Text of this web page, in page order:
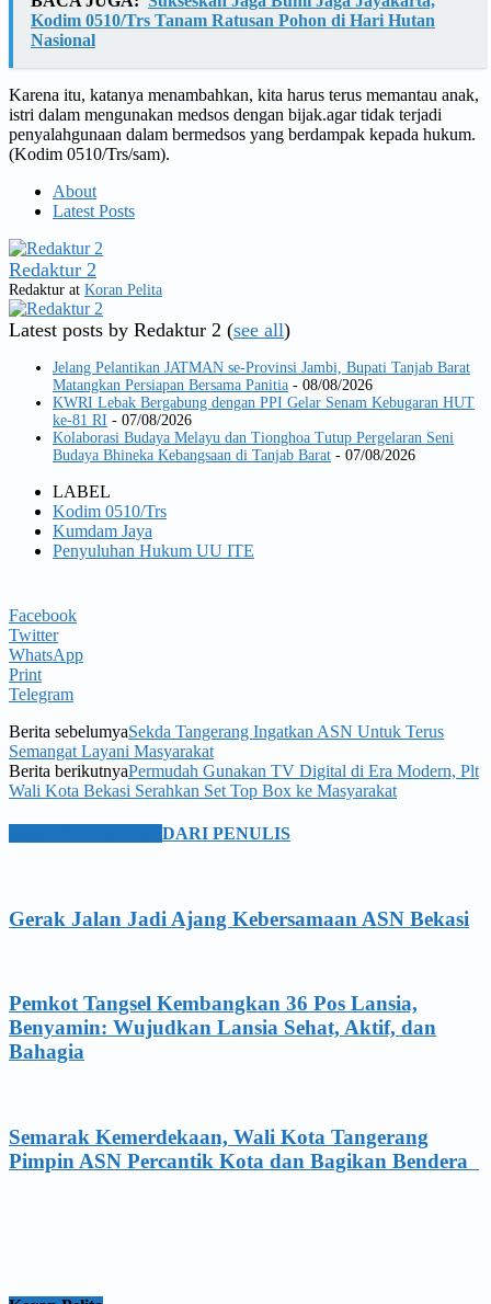
Kodim 0510/Trs Tanam Ratusan Pohon di Hari Hutan
Nasional
Karena itu, katanya menambahkan, kita harus terus memantau anak,
istri dalam mengunakan medsos dengan bijak.agar tidak terjadi
penyalahgunaan dalam bermedsos yang berdampak kepada hukum.
(Kodim 0510/Trs/sam).
About
Latest Posts
Redaktur 2
Redaktur at Koran Pelita
Latest posts by Redaktur 2 (see all)
Jelang Pelantikan JATMAN se-Provinsi Jambi, Bupati Tanjab Barat
Matangkan Persiapan Bersama Panitia - 08/08/2026
KWRI Lebak Bergabung dengan PPI Gelar Senam Kebugaran HUT
ke-81 RI - 07/08/2026
Kolaborasi Budaya Melayu dan Tionghoa Tutup Pergelaran Seni
Budaya Bhineka Kebangsaan di Tanjab Barat - 07/08/2026
LABEL
Kodim 0510/Trs
Kumdam Jaya
Penyuluhan Hukum UU ITE
Facebook
Twitter
WhatsApp
Print
Telegram
Berita sebelumyaSekda Tangerang Ingatkan ASN Untuk Terus
Semangat Layani Masyarakat
Berita berikutnyaPermudah Gunakan TV Digital di Era Modern, Plt
Wali Kota Bekasi Serahkan Set Top Box ke Masyarakat
DARI PENULIS
Gerak Jalan Jadi Ajang Kebersamaan ASN Bekasi
Pemkot Tangsel Kembangkan 36 Pos Lansia,
Benyamin: Wujudkan Lansia Sehat, Aktif, dan
Bahagia
Semarak Kemerdekaan, Wali Kota Tangerang
Pimpin ASN Percantik Kota dan Bagikan Bendera